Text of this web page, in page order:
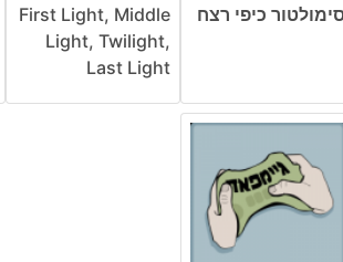
כיפי רצח
First Light, Middle
Light, Twilight,
Last Light